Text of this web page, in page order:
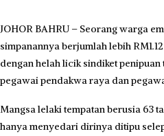
JOHOR BAHRU – Seorang warga
simpanannya berjumlah lebih
dengan helah licik sindiket
pegawai pendakwa raya dan
Mangsa lelaki tempatan berusia 63
hanya menyedari dirinya ditipu